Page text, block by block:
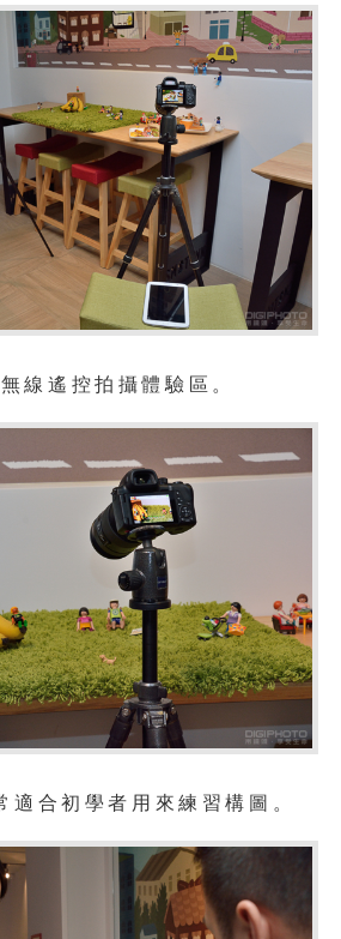
線遙控拍攝體驗區。
適合初學者用來練習構圖。